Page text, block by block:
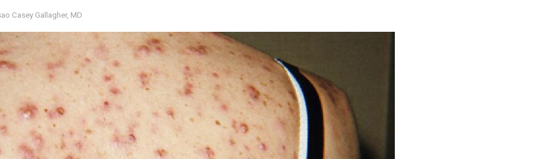
Casey Gallagher, MD